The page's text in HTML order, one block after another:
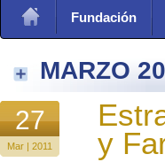
Fundación
MARZO
27
Mar | 2011
y